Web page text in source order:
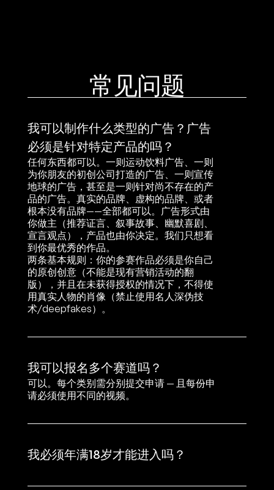
常见问题
我可以制作什么类型的广告？广告
必须是针对特定产品的吗？
任何东西都可以。一则运动饮料广告、一则
为你朋友的初创公司打造的广告、一则宣传
地球的广告，甚至是一则针对尚不存在的产
品的广告。真实的品牌、虚构的品牌、或者
根本没有品牌——全部都可以。广告形式由
你做主（推荐证言、叙事故事、幽默喜剧、
宣言观点），产品也由你决定。我们只想看
到你最优秀的作品。
两条基本规则：你的参赛作品必须是你自己
的原创创意（不能是现有营销活动的翻
版），并且在未获得授权的情况下，不得使
用真实人物的肖像（禁止使用名人深伪技
术/deepfakes）。
我可以报名多个赛道吗？
可以。每个类别需分别提交申请 — 且每份申
请必须使用不同的视频。
我必须年满18岁才能进入吗？